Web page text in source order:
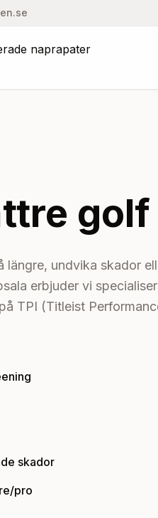
längre, undvika skador
erbjuder vi
TPI (Titleist
skador
pro